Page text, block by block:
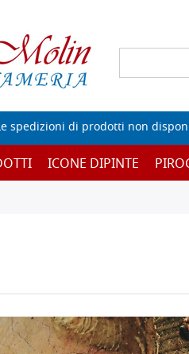
spedizioni di prodotti non
ICONE DIPINTE